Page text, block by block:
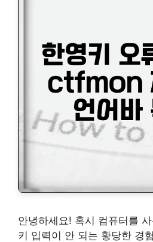
안녕하세요! 혹시 컴퓨터를
키 입력이 안 되는 황당한 경